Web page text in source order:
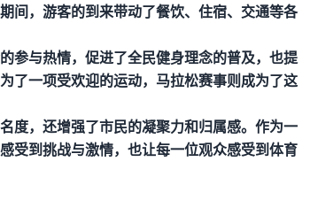
间，游客的到来带动了餐饮、住宿、交通等各
参与热情，促进了全民健身理念的普及，也提
了一项受欢迎的运动，马拉松赛事则成为了这
度，还增强了市民的凝聚力和归属感。作为一
受到挑战与激情，也让每一位观众感受到体育